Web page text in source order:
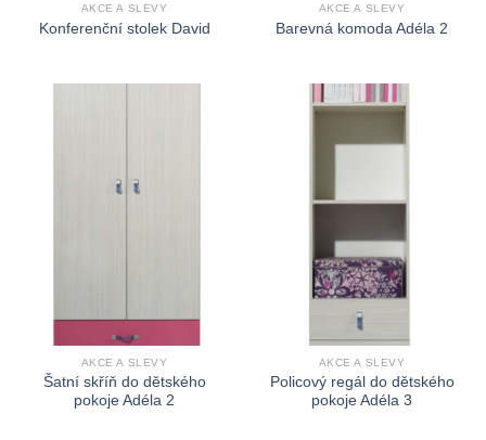
AKCE A SLEVY
Konferenční stolek David
AKCE A SLEVY
Barevná komoda Adéla 2
AKCE A SLEVY
Šatní skříň do dětského
pokoje Adéla 2
AKCE A SLEVY
Policový regál do dětského
pokoje Adéla 3